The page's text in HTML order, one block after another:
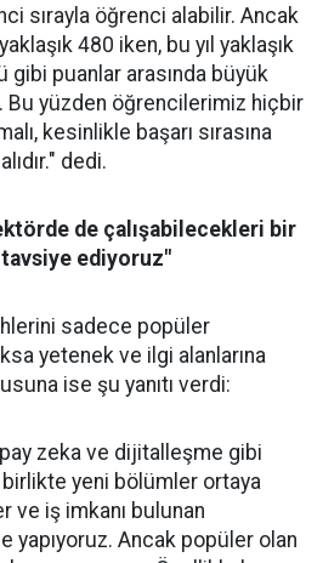
sırayla öğrenci alabilir. Ancak
480 iken, bu yıl yaklaşık
gibi puanlar arasında büyük
Bu yüzden öğrencilerimiz hiçbir
kesinlikle başarı sırasına
dedi.
de çalışabilecekleri bir
ediyoruz"
sadece popüler
yetenek ve ilgi alanlarına
ise şu yanıtı verdi:
zeka ve dijitalleşme gibi
yeni bölümler ortaya
ve iş imkanı bulunan
yapıyoruz. Ancak popüler olan